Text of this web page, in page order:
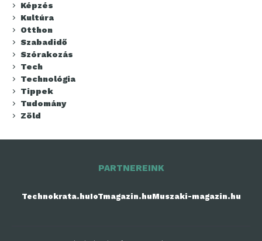
Képzés
Kultúra
Otthon
Szabadidő
Szórakozás
Tech
Technológia
Tippek
Tudomány
Zöld
PARTNEREINK
Technokrata.huIoTmagazin.huMuszaki-magazin.hu